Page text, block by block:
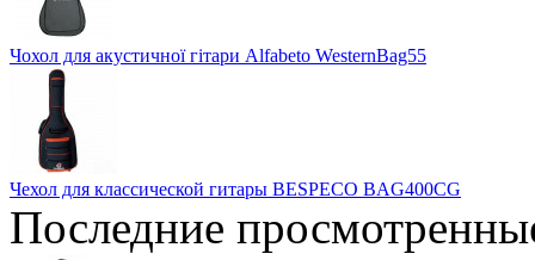
Чохол для акустичної гітари Alfabeto WesternBag55
Чехол для классической гитары BESPECO BAG400CG
Последние